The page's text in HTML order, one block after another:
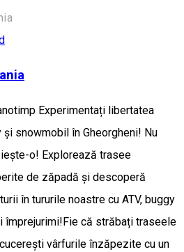
Experimentați libertatea
snowmobil în Gheorgheni! Nu
o! Explorează trasee
de zăpadă și descoperă
în tururile noastre cu ATV, buggy
împrejurimi!Fie că străbați traseele
vârfurile înzăpezite cu un